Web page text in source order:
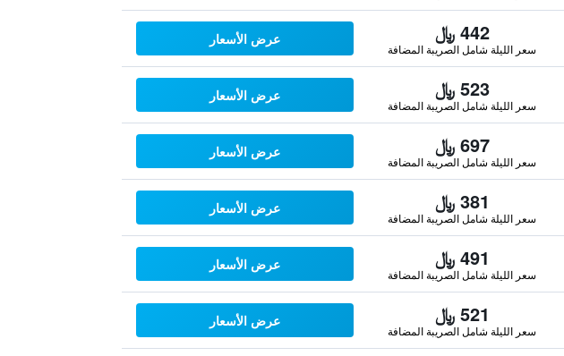
442 ﷼
سعر الليلة شامل الصريبة المضافة
عرض الأسعار
523 ﷼
سعر الليلة شامل الصريبة المضافة
عرض الأسعار
697 ﷼
سعر الليلة شامل الصريبة المضافة
عرض الأسعار
381 ﷼
سعر الليلة شامل الصريبة المضافة
عرض الأسعار
491 ﷼
سعر الليلة شامل الصريبة المضافة
عرض الأسعار
521 ﷼
سعر الليلة شامل الصريبة المضافة
عرض الأسعار